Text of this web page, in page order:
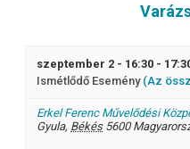
szeptember 2 - 16:30 -
Ismétlődő Esemény (Az
Erkel Ferenc Művelődési
Gyula, Békés 5600